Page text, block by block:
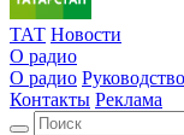
ТАТ Новости
О радио
О радио Руководство
Контакты Реклама